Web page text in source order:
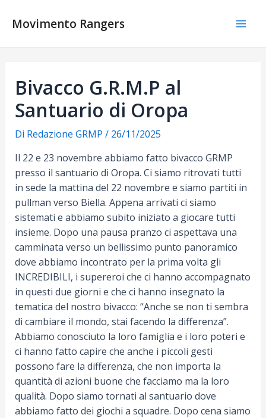
Movimento Rangers
Bivacco G.R.M.P al
Santuario di Oropa
Di Redazione GRMP / 26/11/2025
Il 22 e 23 novembre abbiamo fatto bivacco GRMP
presso il santuario di Oropa. Ci siamo ritrovati tutti
in sede la mattina del 22 novembre e siamo partiti in
pullman verso Biella. Appena arrivati ci siamo
sistemati e abbiamo subito iniziato a giocare tutti
insieme. Dopo una pausa pranzo ci aspettava una
camminata verso un bellissimo punto panoramico
dove abbiamo incontrato per la prima volta gli
INCREDIBILI, i supereroi che ci hanno accompagnato
in questi due giorni e che ci hanno insegnato la
tematica del nostro bivacco: “Anche se non ti sembra
di cambiare il mondo, stai facendo la differenza”.
Abbiamo conosciuto la loro famiglia e i loro poteri e
ci hanno fatto capire che anche i piccoli gesti
possono fare la differenza, che non importa la
quantità di azioni buone che facciamo ma la loro
qualità. Dopo siamo tornati al santuario dove
abbiamo fatto dei giochi a squadre. Dopo cena siamo